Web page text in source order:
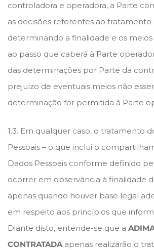
controladora e operadora, a Parte
as decisões referentes ao tratamento
determinando a finalidade e os
ao passo que caberá à Parte
das determinações por Parte da
prejuízo de eventuais meios não
determinação for permitida à Parte
1.3. Em qualquer caso, o tratamento
Pessoais – o que inclui o
Dados Pessoais conforme definido
ocorrer em observância à finalidade
apenas quando houver base legal
em respeito aos princípios que
Diante disto, entende-se que a
CONTRATADAapenas realizarão o